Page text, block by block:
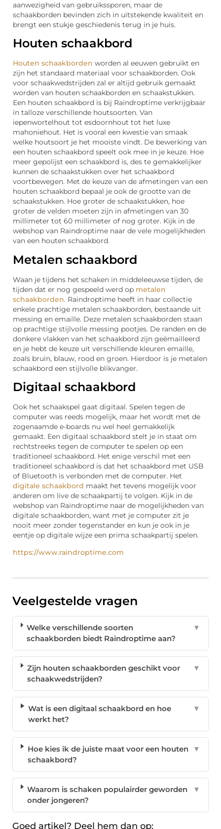
aanwezigheid van gebruikssporen, maar de
schaakborden bevinden zich in uitstekende kwaliteit en
brengt een stukje geschiedenis terug in je huis.
Houten schaakbord
Houten schaakborden worden al eeuwen gebruikt en
zijn het standaard materiaal voor schaakborden. Ook
voor schaakwedstrijden zal er altijd gebruik gemaakt
worden van houten schaakborden en schaakstukken.
Een houten schaakbord is bij Raindroptime verkrijgbaar
in talloze verschillende houtsoorten. Van
iepenwortelhout tot esdoornhout tot het luxe
mahoniehout. Het is vooral een kwestie van smaak
welke houtsoort je het mooiste vindt. De bewerking van
een houten schaakbord speelt ook mee in je keuze. Hoe
meer gepolijst een schaakbord is, des te gemakkelijker
kunnen de schaakstukken over het schaakbord
voortbewegen. Met de keuze van de afmetingen van een
houten schaakbord bepaal je ook de grootte van de
schaakstukken. Hoe groter de schaakstukken, hoe
groter de velden moeten zijn in afmetingen van 30
millimeter tot 60 millimeter of nog groter. Kijk in de
webshop van Raindroptime naar de vele mogelijkheden
van een houten schaakbord.
Metalen schaakbord
Waan je tijdens het schaken in middeleeuwse tijden, de
tijden dat er nog gespeeld werd op metalen
schaakborden. Raindroptime heeft in haar collectie
enkele prachtige metalen schaakborden, bestaande uit
messing en emaille. Deze metalen schaakborden staan
op prachtige stijlvolle messing pootjes. De randen en de
donkere vlakken van het schaakbord zijn geëmailleerd
en je hebt de keuze uit verschillende kleuren emaille,
zoals bruin, blauw, rood en groen. Hierdoor is je metalen
schaakbord een stijlvolle blikvanger.
Digitaal schaakbord
Ook het schaakspel gaat digitaal. Spelen tegen de
computer was reeds mogelijk, maar het wordt met de
zogenaamde e-boards nu wel heel gemakkelijk
gemaakt. Een digitaal schaakbord stelt je in staat om
rechtstreeks tegen de computer te spelen op een
traditioneel schaakbord. Het enige verschil met een
traditioneel schaakbord is dat het schaakbord met USB
of Bluetooth is verbonden met de computer. Het
digitale schaakbord maakt het tevens mogelijk voor
anderen om live de schaakpartij te volgen. Kijk in de
webshop van Raindroptime naar de mogelijkheden van
digitale schaakborden, want met je computer zit je
nooit meer zonder tegenstander en kun je ook in je
eentje op digitale wijze een prima schaakpartij spelen.
https://www.raindroptime.com
Veelgestelde vragen
Welke verschillende soorten
schaakborden biedt Raindroptime aan?
▼
Zijn houten schaakborden geschikt voor
schaakwedstrijden?
▼
Wat is een digitaal schaakbord en hoe
werkt het?
▼
Hoe kies ik de juiste maat voor een houten
schaakbord?
▼
Waarom is schaken populairder geworden
onder jongeren?
▼
Goed artikel? Deel hem dan op: